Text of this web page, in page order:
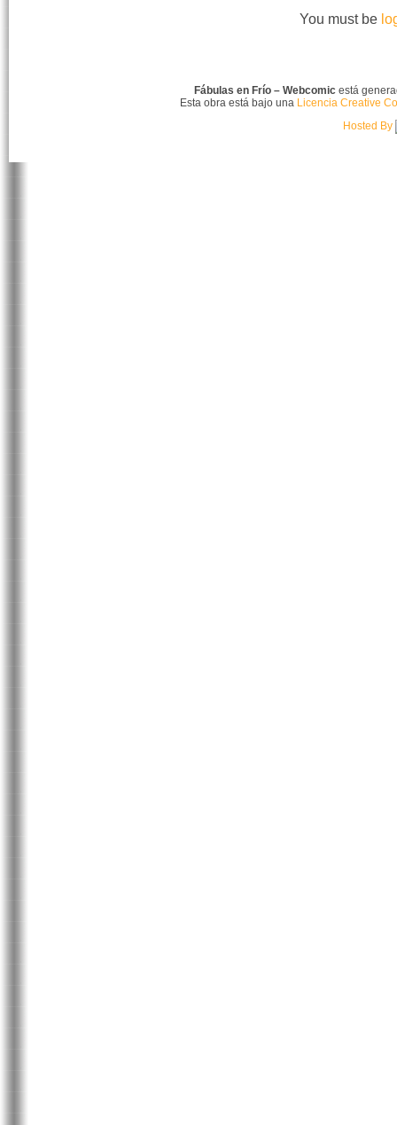
You must be
Fábulas en Frío – Webcomicestá
Esta obra está bajo una Licencia Creative
Hosted By